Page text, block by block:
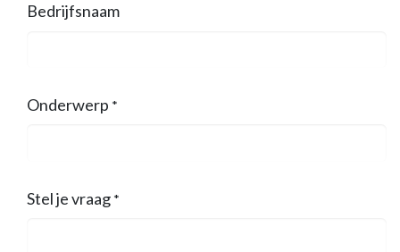
Bedrijfsnaam
Onderwerp *
Stel je vraag *